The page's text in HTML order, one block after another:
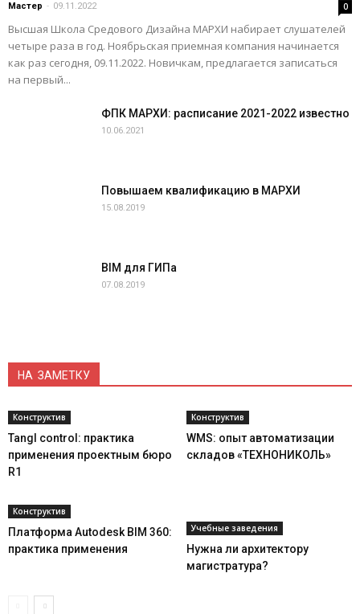
Мастер - 09.11.2022 0
Высшая Школа Средового Дизайна МАРХИ набирает слушателей
четыре раза в год. Ноябрьская приемная компания начинается
как раз сегодня, 09.11.2022. Новичкам, предлагается записаться
на первый...
ФПК МАРХИ: расписание 2021-2022 известно
10.06.2021
Повышаем квалификацию в МАРХИ
15.08.2019
BIM для ГИПа
07.08.2019
НА ЗАМЕТКУ
Конструктив
Tangl control: практика
применения проектным бюро
R1
Конструктив
WMS: опыт автоматизации
складов «ТЕХНОНИКОЛЬ»
Конструктив
Платформа Autodesk BIM 360:
практика применения
Учебные заведения
Нужна ли архитектору
магистратура?